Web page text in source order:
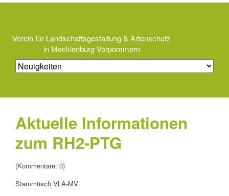
Verein für Landschaftsgestaltung & Artenschutz
in Mecklenburg Vorpommern
Aktuelle Informationen
zum RH2-PTG
(Kommentare: 0)
Stammtisch VLA-MV